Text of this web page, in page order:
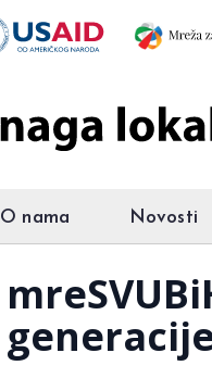
O nama Novosti